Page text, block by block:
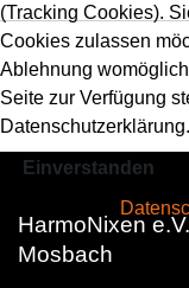
HarmoNixen e.V.
Mosbach
(Tracking Cookies).
Cookies zulassen
Ablehnung
Seite zur Verfügung
Datenschutzerklärung.
Einverstanden